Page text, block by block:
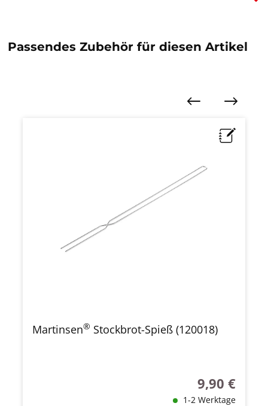
Passendes Zubehör für diesen Artikel
Martinsen® Stockbrot-Spieß (120018)
Regulärer
9,90 €
1-2 Werktage